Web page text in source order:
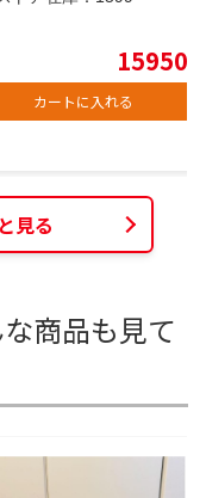
15950
カートに入れる
見る
商品も見て